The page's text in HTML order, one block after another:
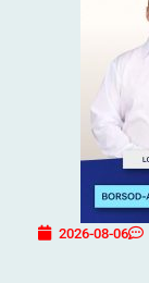
2026-08-06